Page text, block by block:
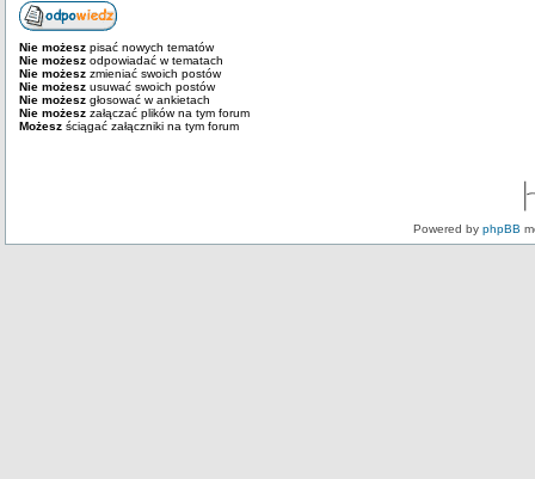
Nie możesz pisać nowych tematów
Nie możesz odpowiadać w tematach
Nie możesz zmieniać swoich postów
Nie możesz usuwać swoich postów
Nie możesz głosować w ankietach
Nie możesz załączać plików na tym forum
Możesz ściągać załączniki na tym forum
Powered by phpBB